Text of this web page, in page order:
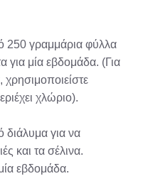
250 γραμμάρια φύλλα
για μία εβδομάδα. (Για
χλώριο).
διάλυμα για να
και τα σέλινα.
εβδομάδα.